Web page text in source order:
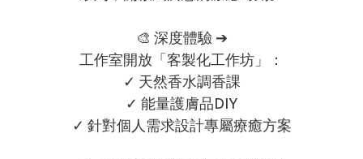
🎨 深度體驗 ➔
工作室開放「客製化工作坊」：
✓ 天然香水調香課
✓ 能量護膚品DIY
✓ 針對個人需求設計專屬療癒方案